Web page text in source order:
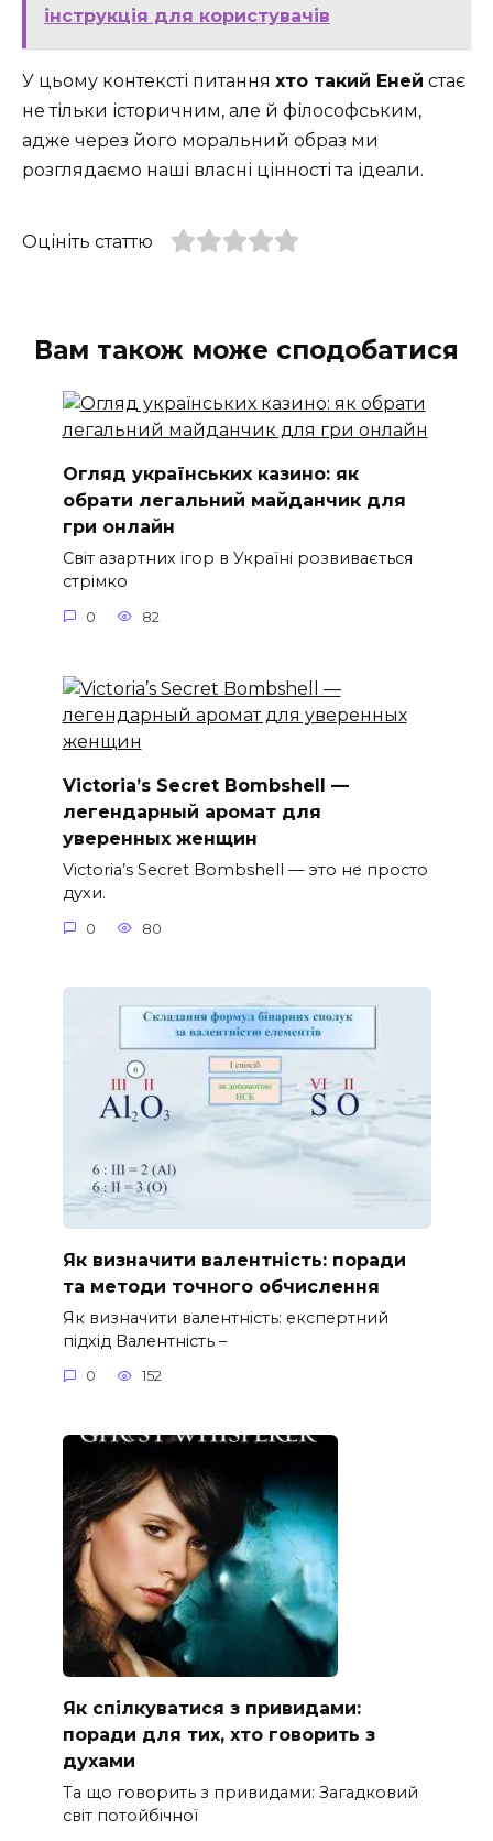
інструкція для користувачів
У цьому контексті питання хто такий Еней стає
не тільки історичним, але й філософським,
адже через його моральний образ ми
розглядаємо наші власні цінності та ідеали.
Оцініть статтю
Вам також може сподобатися
Огляд українських казино: як
обрати легальний майданчик для
гри онлайн
Світ азартних ігор в Україні розвивається
стрімко
0 82
Victoria’s Secret Bombshell —
легендарный аромат для
уверенных женщин
Victoria’s Secret Bombshell — это не просто
духи.
0 80
Як визначити валентність: поради
та методи точного обчислення
Як визначити валентність: експертний
підхід Валентність –
0 152
Як спілкуватися з привидами:
поради для тих, хто говорить з
духами
Та що говорить з привидами: Загадковий
світ потойбічної